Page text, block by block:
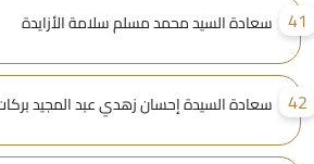
سعادة السيد محمد مسلم سلامة الأزايدة
سعادة السيدة إحسان زهدي عبد المجيد بركات